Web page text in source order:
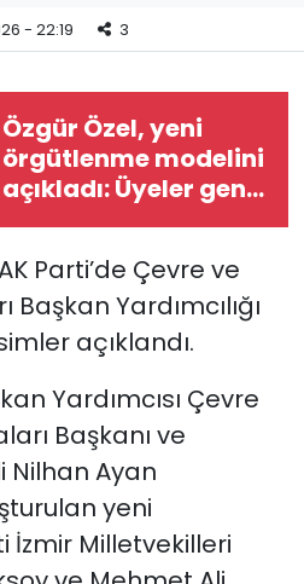
- 22:19 3
Özgür Özel, yeni
örgütlenme modelini
açıkladı: Üyeler genel
başkanı seçecek!
Parti’de Çevre ve
Başkan Yardımcılığı
açıklandı.
Yardımcısı Çevre
Başkanı ve
Nilhan Ayan
yeni
İzmir Milletvekilleri